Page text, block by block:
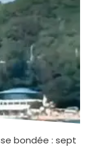
bondée : sept